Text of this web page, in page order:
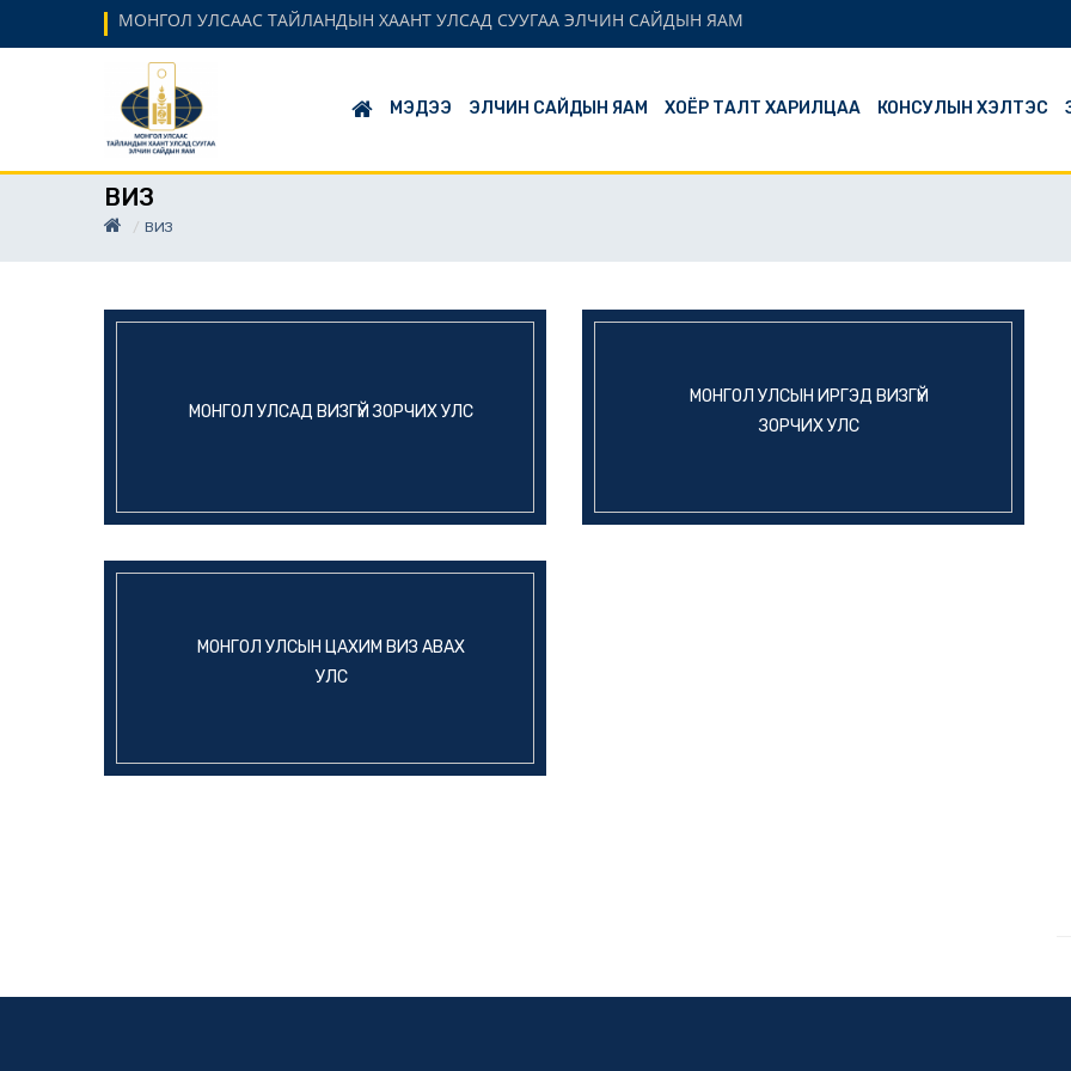
МОНГОЛ УЛСААС ТАЙЛАНДЫН ХААНТ УЛСАД СУУГАА ЭЛЧИН САЙДЫН ЯАМ
МЭДЭЭ ЭЛЧИН САЙДЫН ЯАМ ХОЁР ТАЛТ ХАРИЛЦАА КОНСУЛЫН ХЭЛТЭС
ВИЗ
ВИЗ
МОНГОЛ УЛСАД ВИЗГҮЙ ЗОРЧИХ УЛС
МОНГОЛ УЛСЫН ИРГЭД ВИЗГҮЙ
ЗОРЧИХ УЛС
МОНГОЛ УЛСЫН ЦАХИМ ВИЗ АВАХ
УЛС